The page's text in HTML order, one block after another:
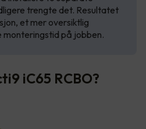
trengte det. Resultatet
et mer oversiktlig
monteringstid på jobben.
iC65 RCBO?